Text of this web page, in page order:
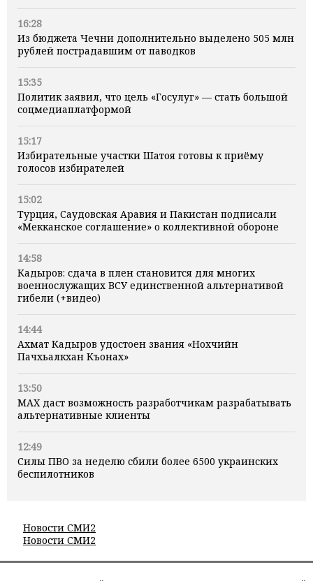
16:28
Из бюджета Чечни дополнительно выделено 505 млн
рублей пострадавшим от паводков
15:35
Политик заявил, что цель «Госулуг» — стать большой
соцмедиаплатформой
15:17
Избирательные участки Шатоя готовы к приёму
голосов избирателей
15:02
Турция, Саудовская Аравия и Пакистан подписали
«Мекканское соглашение» о коллективной обороне
14:58
Кадыров: сдача в плен становится для многих
военнослужащих ВСУ единственной альтернативой
гибели (+видео)
14:44
Ахмат Кадыров удостоен звания «Нохчийн
Пачхьалкхан Къонах»
13:50
MAX даст возможность разработчикам разрабатывать
альтернативные клиенты
12:49
Силы ПВО за неделю сбили более 6500 украинских
беспилотников
Новости СМИ2
Новости СМИ2